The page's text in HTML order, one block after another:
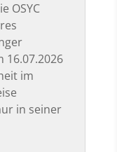
OSYC
im
in seiner